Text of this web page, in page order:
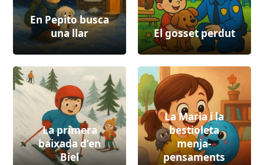
En Pepito busca
una llar
El gosset perdut
La primera
baixada d’en
Biel
La Maria i la
bestioleta
menja-
pensaments